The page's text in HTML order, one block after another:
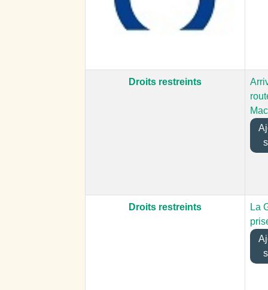
Droits restreints
Droits restreints
La